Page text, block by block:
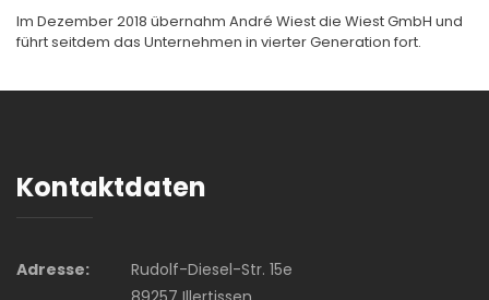
Im Dezember 2018 übernahm André Wiest die Wiest GmbH und
führt seitdem das Unternehmen in vierter Generation fort.
Kontaktdaten
Adresse:
Rudolf-Diesel-Str. 15e